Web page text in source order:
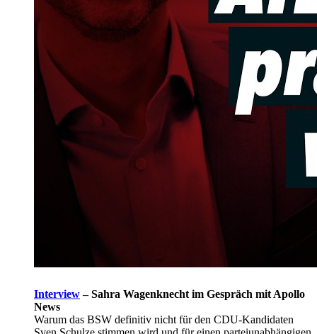
Interview– Sahra Wagenknecht im Gespräch mit Apollo
News
Warum das BSW definitiv nicht für den CDU-Kandidaten